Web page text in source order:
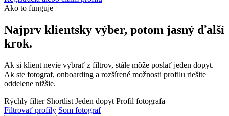
Ako to funguje
Najprv klientsky výber, potom jasný ďalší
krok.
Ak si klient nevie vybrať z filtrov, stále môže poslať jeden dopyt.
Ak ste fotograf, onboarding a rozšírené možnosti profilu riešite
oddelene nižšie.
Rýchly filter Shortlist Jeden dopyt Profil fotografa
Filtrovať profily Som fotograf